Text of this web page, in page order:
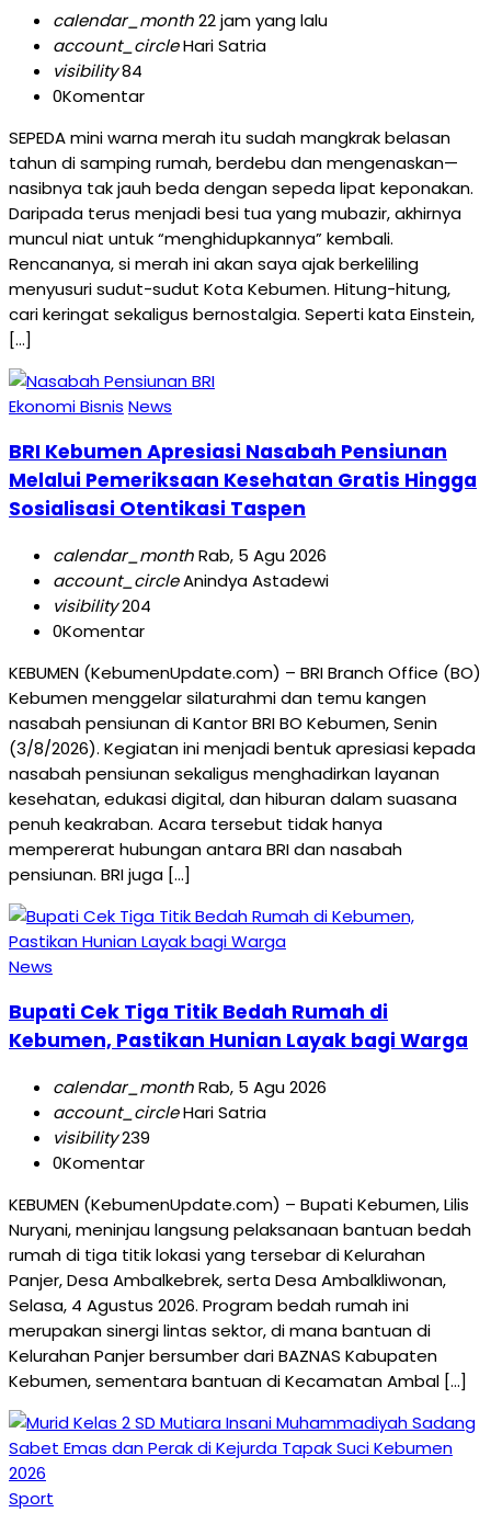
calendar_month22 jam yang lalu
account_circleHari Satria
visibility84
0Komentar
SEPEDA mini warna merah itu sudah mangkrak belasan
tahun di samping rumah, berdebu dan mengenaskan—
nasibnya tak jauh beda dengan sepeda lipat keponakan.
Daripada terus menjadi besi tua yang mubazir, akhirnya
muncul niat untuk “menghidupkannya” kembali.
Rencananya, si merah ini akan saya ajak berkeliling
menyusuri sudut-sudut Kota Kebumen. Hitung-hitung,
cari keringat sekaligus bernostalgia. Seperti kata Einstein,
[…]
Ekonomi Bisnis News
BRI Kebumen Apresiasi Nasabah Pensiunan
Melalui Pemeriksaan Kesehatan Gratis Hingga
Sosialisasi Otentikasi Taspen
calendar_monthRab, 5 Agu 2026
account_circleAnindya Astadewi
visibility204
0Komentar
KEBUMEN (KebumenUpdate.com) – BRI Branch Office (BO)
Kebumen menggelar silaturahmi dan temu kangen
nasabah pensiunan di Kantor BRI BO Kebumen, Senin
(3/8/2026). Kegiatan ini menjadi bentuk apresiasi kepada
nasabah pensiunan sekaligus menghadirkan layanan
kesehatan, edukasi digital, dan hiburan dalam suasana
penuh keakraban. Acara tersebut tidak hanya
mempererat hubungan antara BRI dan nasabah
pensiunan. BRI juga […]
News
Bupati Cek Tiga Titik Bedah Rumah di
Kebumen, Pastikan Hunian Layak bagi Warga
calendar_monthRab, 5 Agu 2026
account_circleHari Satria
visibility239
0Komentar
KEBUMEN (KebumenUpdate.com) – Bupati Kebumen, Lilis
Nuryani, meninjau langsung pelaksanaan bantuan bedah
rumah di tiga titik lokasi yang tersebar di Kelurahan
Panjer, Desa Ambalkebrek, serta Desa Ambalkliwonan,
Selasa, 4 Agustus 2026. Program bedah rumah ini
merupakan sinergi lintas sektor, di mana bantuan di
Kelurahan Panjer bersumber dari BAZNAS Kabupaten
Kebumen, sementara bantuan di Kecamatan Ambal […]
Sport